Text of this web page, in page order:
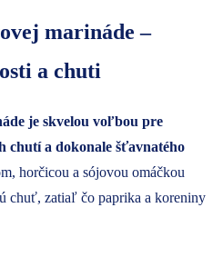
marináde –
a chuti
je skvelou voľbou pre
chutí a dokonale šťavnatého
horčicou a sójovou omáčkou
chuť, zatiaľ čo paprika a koreniny